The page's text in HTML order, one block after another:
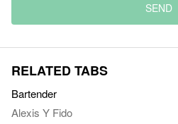
SEND
RELATED TABS
Bartender
Alexis Y Fido